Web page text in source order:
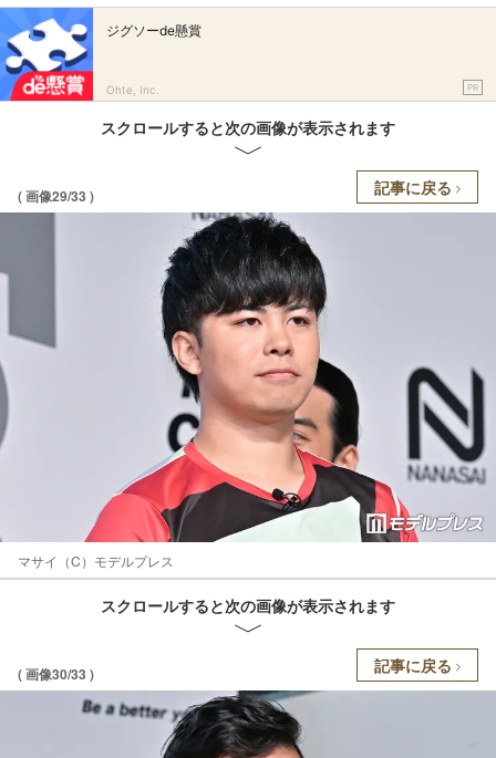
ジグソーde懸賞
Ohte, Inc. PR
スクロールすると次の画像が表示されます
( 画像29/33 ) 記事に戻る
マサイ（C）モデルプレス
スクロールすると次の画像が表示されます
( 画像30/33 ) 記事に戻る